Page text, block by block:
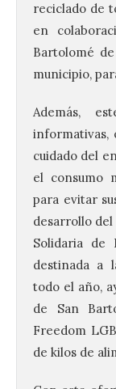
reciclado de
en
Bartolomé
municipio,
Además,
informativas,
cuidado del
el consumo
para evitar
desarrollo del
Solidaria de
destinada a
todo el año,
de San
Freedom
de kilos de